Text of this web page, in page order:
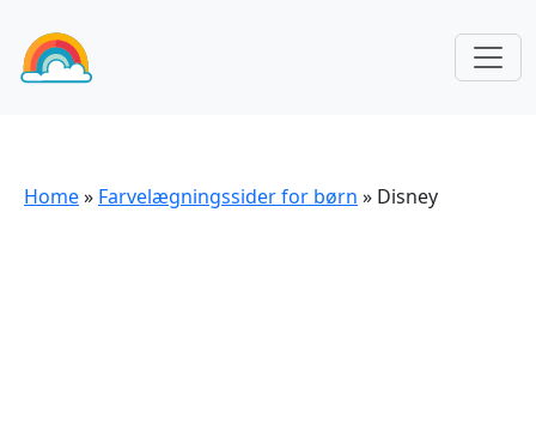
Home» Farvelægningssider for børn » Disney